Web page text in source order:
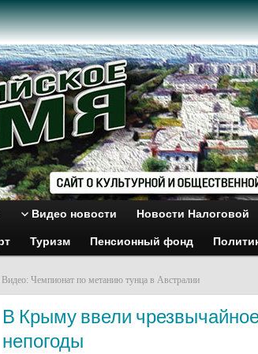
Видео новости Новости Налоговой
Туризм Пенсионный фонд
Видео: Чемпионат по метанию тунца в Австралии
В Крыму ввели
непогоды